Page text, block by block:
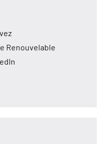
Renouvelable